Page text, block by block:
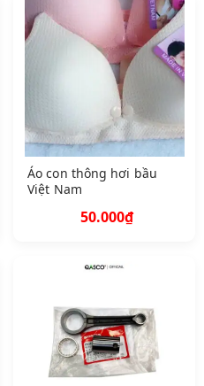
Áo con thông hơi bầu
Việt Nam
50.000₫